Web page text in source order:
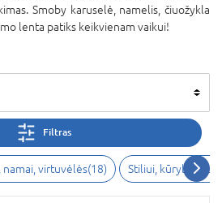
Smoby karuselė, namelis, čiuožykla
lenta patiks keikvienam vaikui!
Filtras
namai, virtuvėlės(18) Stiliui, kūrybai,